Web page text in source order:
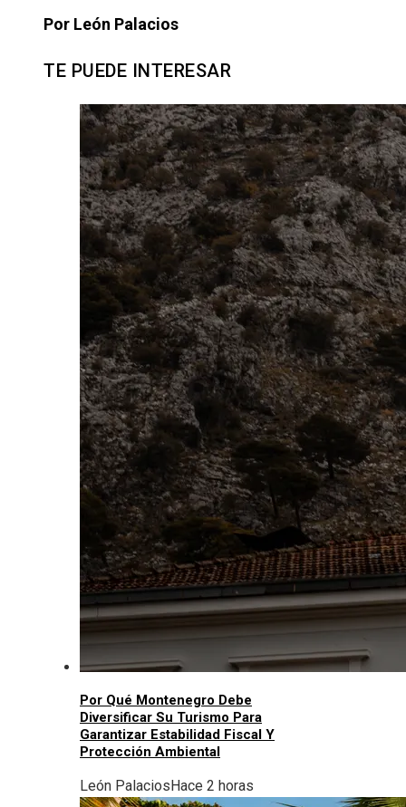
Por León Palacios
TE PUEDE INTERESAR
Por Qué Montenegro Debe
Diversificar Su Turismo Para
Garantizar Estabilidad Fiscal Y
Protección Ambiental
León PalaciosHace 2 horas